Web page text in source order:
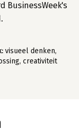
BusinessWeek's
visueel denken,
creativiteit